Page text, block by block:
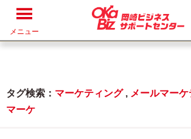
メニュー
タグ検索： マーケティング, メールマー
マーケ